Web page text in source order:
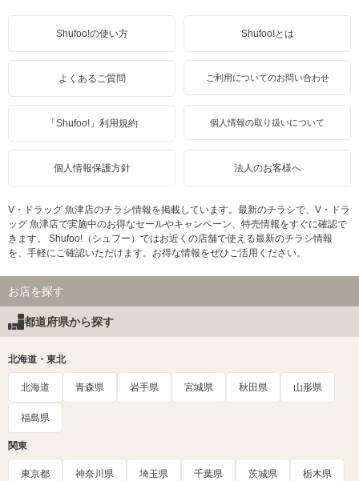
Shufoo!の使い方 Shufoo!とは
よくあるご質問 ご利用についてのお問い合わせ
「Shufoo!」利用規約 個人情報の取り扱いについて
個人情報保護方針 法人のお客様へ
V・ドラッグ 魚津店のチラシ情報を掲載しています。最新のチラシで、V・ドラ
ッグ 魚津店で実施中のお得なセールやキャンペーン、特売情報をすぐに確認で
きます。 Shufoo!（シュフー）ではお近くの店舗で使える最新のチラシ情報
を、手軽にご確認いただけます。お得な情報をぜひご活用ください。
お店を探す
都道府県から探す
北海道・東北
北海道 青森県 岩手県 宮城県 秋田県 山形県
福島県
関東
東京都 神奈川県 埼玉県 千葉県 茨城県 栃木県